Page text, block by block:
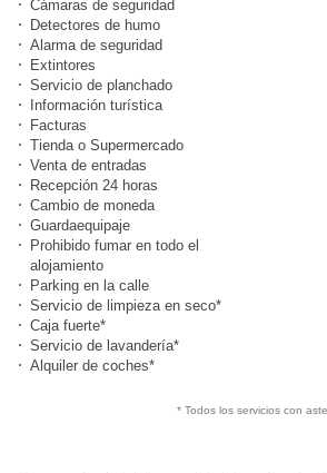
Cámaras de seguridad
Detectores de humo
Alarma de seguridad
Extintores
Servicio de planchado
Información turística
Facturas
Tienda o Supermercado
Venta de entradas
Recepción 24 horas
Cambio de moneda
Guardaequipaje
Prohibido fumar en todo el
alojamiento
Parking en la calle
Servicio de limpieza en seco*
Caja fuerte*
Servicio de lavandería*
Alquiler de coches*
* Todos los servicios con